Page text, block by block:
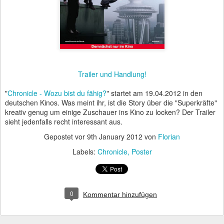
Trailer und Handlung!
"Chronicle - Wozu bist du fähig?" startet am 19.04.2012 in den
deutschen Kinos. Was meint ihr, ist die Story über die "Superkräfte"
kreativ genug um einige Zuschauer ins Kino zu locken? Der Trailer
sieht jedenfalls recht interessant aus.
Gepostet vor 9th January 2012 von Florian
Labels: Chronicle Poster
0 Kommentar hinzufügen